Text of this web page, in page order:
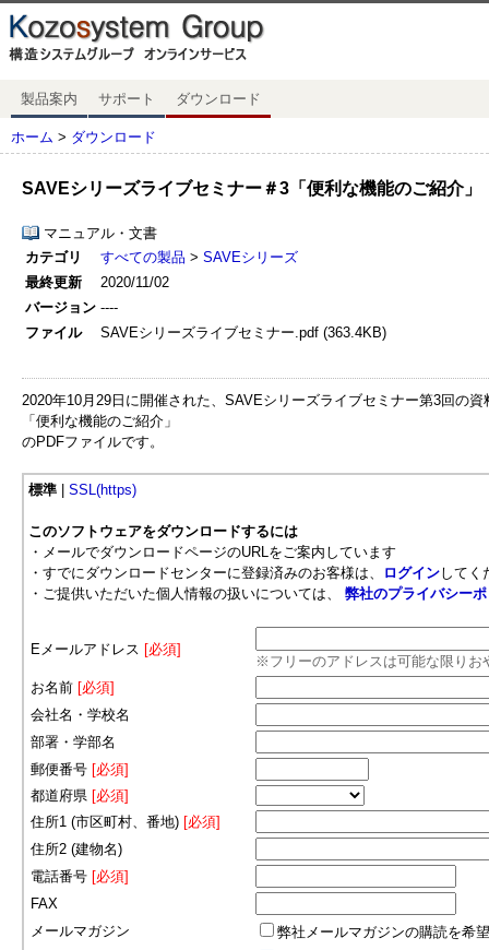
製品案内 サポート ダウンロード
ホーム > ダウンロード
SAVEシリーズライブセミナー＃3「便利な機能のご紹介」
マニュアル・文書
カテゴリ
すべての製品 > SAVEシリーズ
最終更新
2020/11/02
バージョン ----
ファイル
SAVEシリーズライブセミナー.pdf (363.4KB)
2020年10月29日に開催された、SAVEシリーズライブセミナー第3回の資
「便利な機能のご紹介」
のPDFファイルです。
標準 SSL(https)
このソフトウェアをダウンロードするには
・メールでダウンロードページのURLをご案内しています
・すでにダウンロードセンターに登録済みのお客様は、
ログインしてく
・ご提供いただいた個人情報の扱いについては、 弊社のプライバシー
Eメールアドレス [必須]
※フリーのアドレスは可能な限りお
お名前 [必須]
会社名・学校名
部署・学部名
郵便番号 [必須]
都道府県 [必須]
住所1 (市区町村、番地) [必須]
住所2 (建物名)
電話番号 [必須]
FAX
メールマガジン
弊社メールマガジンの購読を希